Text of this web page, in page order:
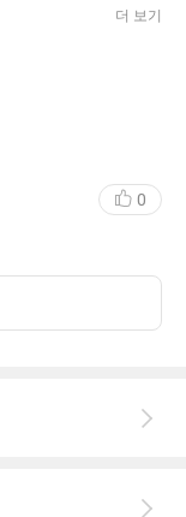
았고, 적당한 단단함
처럼 표현돼 만족스
출 내내 깔끔한 눈
더 보기
0